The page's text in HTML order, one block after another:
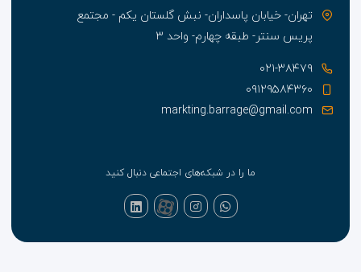
تهران- خیابان پاسداران- نبش گلستان یکم - مجتمع
پریس سنتر- طبقه چهارم- واحد ۳
۰۲۱-۳۸۴۷۹
۰۹۱۲۹۵۸۴۳۶۰
markting.barrage@gmail.com
ما را در شبکه‌های اجتماعی دنبال کنید